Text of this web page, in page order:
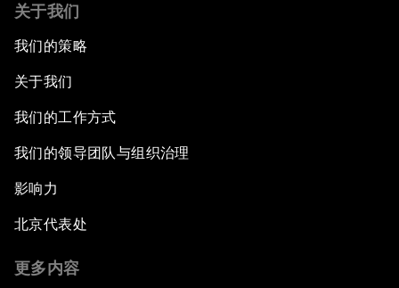
关于我们
我们的策略
关于我们
我们的工作方式
我们的领导团队与组织治理
影响力
北京代表处
更多内容